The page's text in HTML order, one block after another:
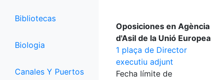
Bibliotecas
Biologia
Canales Y Puertos
Oposiciones en Agència
d'Asil de la Unió Europea
1 plaça de Director
executiu adjunt
Fecha límite de